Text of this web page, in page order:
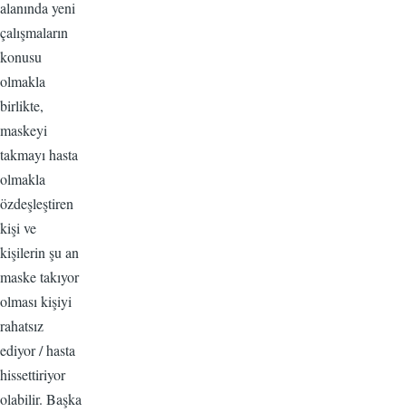
alanında yeni
çalışmaların
konusu
olmakla
birlikte,
maskeyi
takmayı hasta
olmakla
özdeşleştiren
kişi ve
kişilerin şu an
maske takıyor
olması kişiyi
rahatsız
ediyor / hasta
hissettiriyor
olabilir. Başka